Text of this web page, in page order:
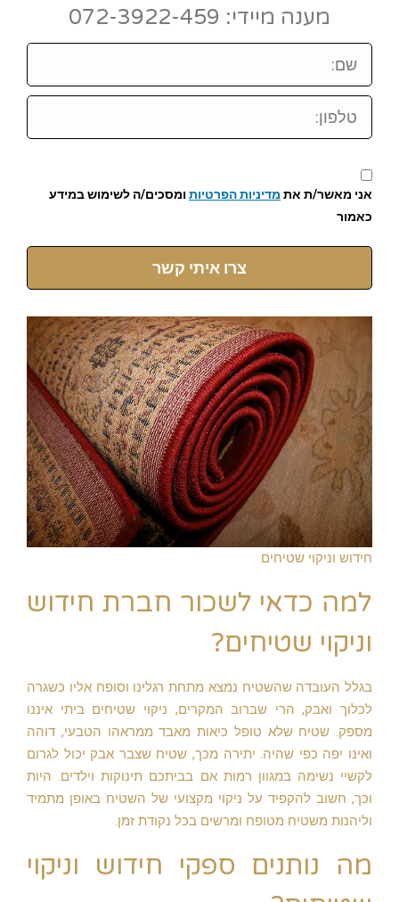
מענה מיידי: 072-3922-459
שם:
טלפון:
אני מאשר/ת את מדיניות הפרטיות ומסכים/ה לשימוש במידע
כאמור
צרו איתי קשר
חידוש וניקוי שטיחים
למה כדאי לשכור חברת חידוש
וניקוי שטיחים?
בגלל העובדה שהשטיח נמצא מתחת רגלינו וסופח אליו כשגרה
לכלוך ואבק, הרי שברוב המקרים, ניקוי שטיחים ביתי איננו
מספק. שטיח שלא טופל כיאות מאבד ממראהו הטבעי, דוהה
ואינו יפה כפי שהיה. יתירה מכך, שטיח שצבר אבק יכול לגרום
לקשיי נשימה במגוון רמות אם בביתכם תינוקות וילדים. היות
וכך, חשוב להקפיד על ניקוי מקצועי של השטיח באופן מתמיד
וליהנות משטיח מטופח ומרשים בכל נקודת זמן.
מה נותנים ספקי חידוש וניקוי